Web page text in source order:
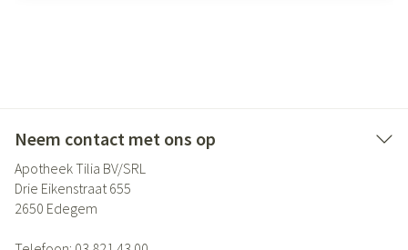
Neem contact met ons op
Apotheek Tilia BV/SRL
Drie Eikenstraat 655
2650 Edegem